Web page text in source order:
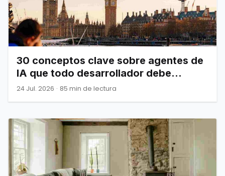
30 conceptos clave sobre agentes de
IA que todo desarrollador debe
dominar
24 Jul. 2026 · 85 min de lectura